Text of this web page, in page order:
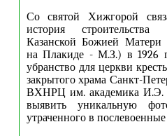
Со святой Хижгорой
история
Казанской Божией
на Плакиде - М.З.) в 1926
убранство для церкви
закрытого храма Санкт-
ВХНРЦ им. академика И.Э.
выявить уникальную
утраченного в